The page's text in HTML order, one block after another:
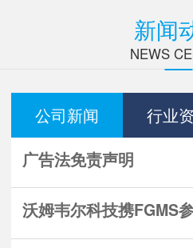
新闻
NEWS
公司新闻 行业
广告法免责声明